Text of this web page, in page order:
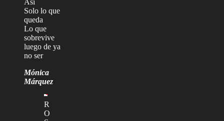
Solo lo que
queda
Lo que
sobrevive
luego de ya
no ser
Mónica
Márquez
R
O